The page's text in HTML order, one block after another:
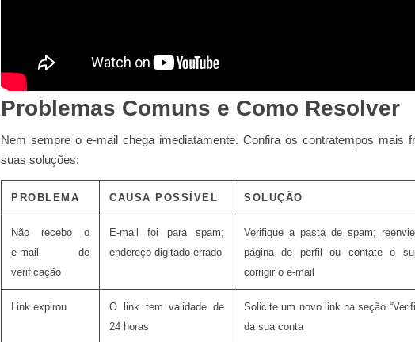
Problemas Comuns e Como Resolver
Nem sempre o e‑mail chega imediatamente. Confira os contratempos mais
suas soluções:
PROBLEMA CAUSA POSSÍVEL SOLUÇÃO
Não recebo o
e‑mail de
verificação
E‑mail foi para spam;
endereço digitado errado
Verifique a pasta de spam;
página de perfil ou contate o
corrigir o e‑mail
Link expirou
O link tem validade de
24 horas
Solicite um novo link na seção
da sua conta